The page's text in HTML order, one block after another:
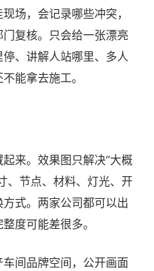
场，会记录哪些冲突，
复核。只会给一张漂亮
、讲解人站哪里、多人
能拿去施工。
来。效果图只解决“大概
、节点、材料、灯光、开
式。两家公司都可以出
度可能差很多。
间品牌空间，公开画面